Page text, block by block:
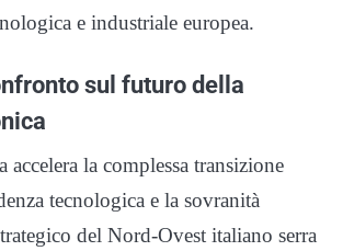
e industriale europea.
sul futuro della
accelera la complessa transizione
tecnologica e la sovranità
del Nord-Ovest italiano serra